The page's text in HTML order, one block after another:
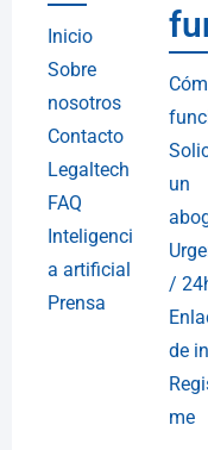
Inicio
Sobre
nosotros
Contacto
Legaltech
FAQ
Inteligenci
a artificial
Prensa
un
/
de
me